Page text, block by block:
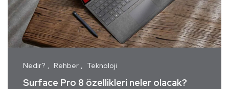
Nedir? Rehber Teknoloji
Surface Pro 8 özellikleri neler olacak?